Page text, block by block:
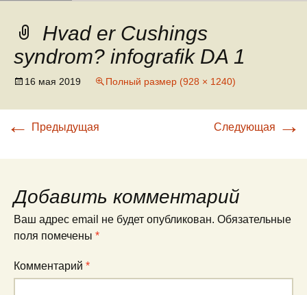
Hvad er Cushings
syndrom? infografik DA 1
16 мая 2019 Полный размер (928 × 1240)
← Предыдущая Следующая →
Добавить комментарий
Ваш адрес email не будет опубликован. Обязательные
поля помечены *
Комментарий *